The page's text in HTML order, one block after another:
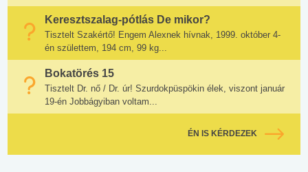
Keresztszalag-pótlás De mikor?
Tisztelt Szakértő! Engem Alexnek hívnak, 1999. október 4-
én születtem, 194 cm, 99 kg...
Bokatörés 15
Tisztelt Dr. nő / Dr. úr! Szurdokpüspökin élek, viszont január
19-én Jobbágyiban voltam...
ÉN IS KÉRDEZEK